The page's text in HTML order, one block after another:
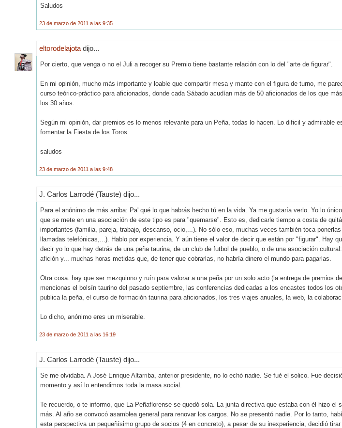
Saludos
23 de marzo de 2011 a las 9:35
eltorodelajota dijo...
Por cierto, que venga o no el Juli a recoger su Premio tiene bastante relación con lo del "arte de figurar".
En mi opinión, mucho más importante y loable que compartir mesa y mante con el figura de turno, me
curso teórico-práctico para aficionados, donde cada Sábado acudían más de 50 aficionados de los que
los 30 años.
Según mi opinión, dar premios es lo menos relevante para un Peña, todas lo hacen. Lo dificil y admirable
fomentar la Fiesta de los Toros.
saludos
23 de marzo de 2011 a las 9:48
J. Carlos Larrodé (Tauste) dijo...
Para el anónimo de más arriba: Pa' qué lo que habrás hecho tú en la vida. Ya me gustaría verlo. Yo lo
que se mete en una asociación de este tipo es para "quemarse". Esto es, dedicarle tiempo a costa de
importantes (familia, pareja, trabajo, descanso, ocio,...). No sólo eso, muchas veces también toca ponerlas
llamadas telefónicas,...). Hablo por experiencia. Y aún tiene el valor de decir que están por "figurar". Hay
decir yo lo que hay detrás de una peña taurina, de un club de futbol de pueblo, o de una asociación
afición y... muchas horas metidas que, de tener que cobrarlas, no habría dinero el mundo para pagarlas.
Otra cosa: hay que ser mezquinno y ruín para valorar a una peña por un solo acto (la entrega de premios
mencionas el bolsín taurino del pasado septiembre, las conferencias dedicadas a los encastes todos los
publica la peña, el curso de formación taurina para aficionados, los tres viajes anuales, la web, la
Lo dicho, anónimo eres un miserable.
23 de marzo de 2011 a las 16:19
J. Carlos Larrodé (Tauste) dijo...
Se me olvidaba. A José Enrique Altarriba, anterior presidente, no lo echó nadie. Se fué el solico. Fue
momento y así lo entendimos toda la masa social.
Te recuerdo, o te informo, que La Peñaflorense se quedó sola. La junta directiva que estaba con él hizo el
más. Al año se convocó asamblea general para renovar los cargos. No se presentó nadie. Por lo tanto,
esta perspectiva un pequeñísimo grupo de socios (4 en concreto), a pesar de su inexperiencia, decidió